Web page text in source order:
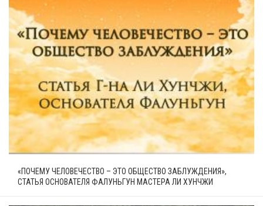
«ПОЧЕМУ ЧЕЛОВЕЧЕСТВО – ЭТО ОБЩЕСТВО ЗАБЛУЖДЕНИЯ»,
СТАТЬЯ ОСНОВАТЕЛЯ ФАЛУНЬГУН МАСТЕРА ЛИ ХУНЧЖИ